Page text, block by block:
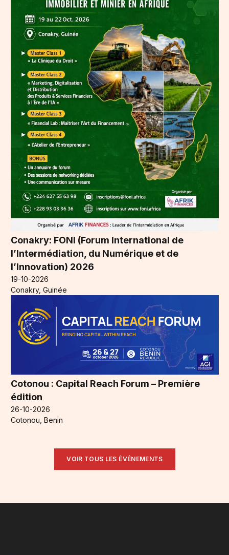
Conakry: FONI (Forum International de
l’Intermédiation, du Numérique et de
l’Innovation) 2026
19-10-2026
Conakry, Guinée
Cotonou : Capital Reach Forum – Première
édition
26-10-2026
Cotonou, Benin
VOIR TOUS LES ÉVÉNEMENTS